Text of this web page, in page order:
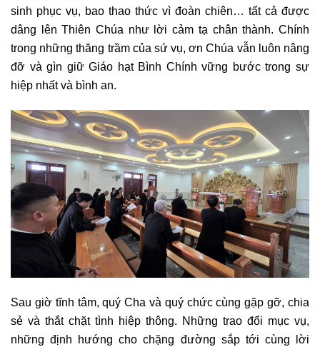
sinh phục vụ, bao thao thức vì đoàn chiên… tất cả được
dâng lên Thiên Chúa như lời cảm tạ chân thành. Chính
trong những thăng trầm của sứ vụ, ơn Chúa vẫn luôn nâng
đỡ và gìn giữ Giáo hạt Bình Chính vững bước trong sự
hiệp nhất và bình an.
Sau giờ tĩnh tâm, quý Cha và quý chức cùng gặp gỡ, chia
sẻ và thắt chặt tình hiệp thông. Những trao đổi mục vụ,
những định hướng cho chặng đường sắp tới cùng lời